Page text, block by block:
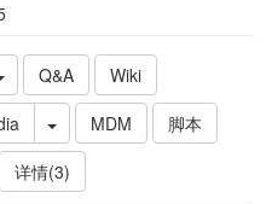
Q&A
Wiki
MDM
脚本
详情(3)